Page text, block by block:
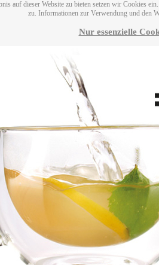
auf dieser Website zu bieten setzen wir Cookies
zu. Informationen zur Verwendung und den
Nur essenzielle